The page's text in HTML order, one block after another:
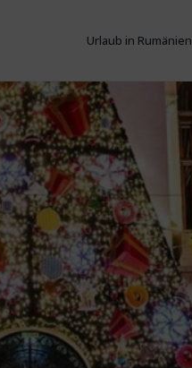
Urlaub in Rumänien